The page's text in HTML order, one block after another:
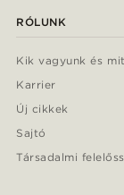
RÓLUNK
Kik vagyunk és
Karrier
Új cikkek
Sajtó
Társadalmi